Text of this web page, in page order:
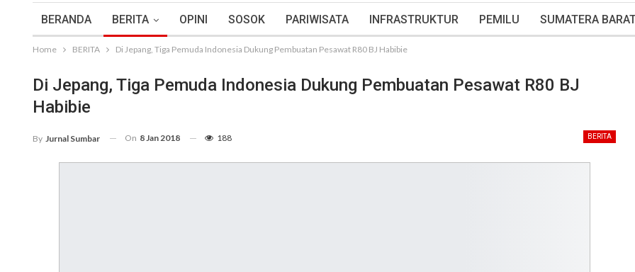
BERANDA BERITA OPINI SOSOK PARIWISATA INFRASTRUKTUR PEMILU SUMATERA
Home BERITA Di Jepang, Tiga Pemuda Indonesia Dukung Pembuatan Pesawat R80 BJ Habibie
Di Jepang, Tiga Pemuda Indonesia Dukung Pembuatan Pesawat R80 BJ
Habibie
BERITA
By Jurnal Sumbar On 8 Jan 2018 188